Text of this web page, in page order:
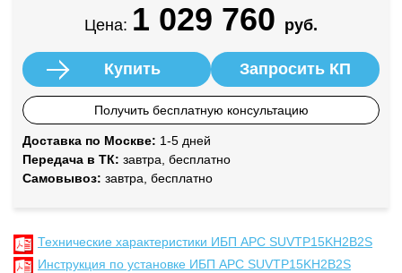
Цена: 1 029 760 руб.
Купить Запросить КП
Получить бесплатную консультацию
Доставка по Москве: 1-5 дней
Передача в ТК: завтра, бесплатно
Самовывоз: завтра, бесплатно
Технические характеристики ИБП APC SUVTP15KH2B2S
Инструкция по установке ИБП APC SUVTP15KH2B2S